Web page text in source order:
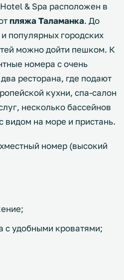
& Spa расположен в
пляжа Таламанка. До
популярных городских
можно дойти пешком. К
номера с очень
ресторана, где подают
кухни, спа-салон
несколько бассейнов
видом на море и пристань.
номер (высокий
с удобными кроватями;